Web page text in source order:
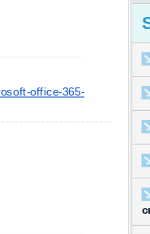
office-365-